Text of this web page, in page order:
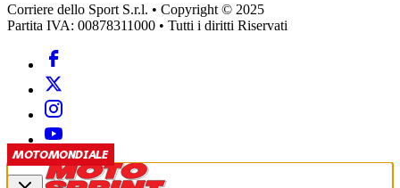
MOTOMONDIALE
Corriere dello Sport S.r.l. • Copyright © 2025
Partita IVA: 00878311000 • Tutti i diritti Riservati